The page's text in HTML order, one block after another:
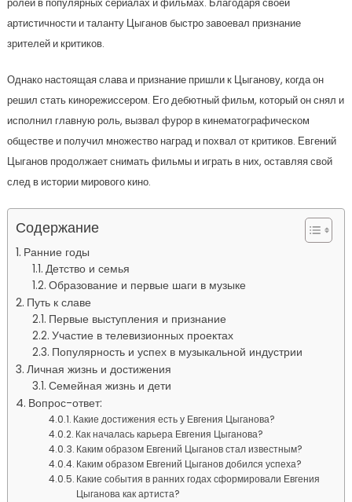
ролей в популярных сериалах и фильмах. Благодаря своей
артистичности и таланту Цыганов быстро завоевал признание
зрителей и критиков.
Однако настоящая слава и признание пришли к Цыганову, когда он
решил стать кинорежиссером. Его дебютный фильм, который он снял и
исполнил главную роль, вызвал фурор в кинематографическом
обществе и получил множество наград и похвал от критиков. Евгений
Цыганов продолжает снимать фильмы и играть в них, оставляя свой
след в истории мирового кино.
Содержание
Ранние годы
Детство и семья
Образование и первые шаги в музыке
Путь к славе
Первые выступления и признание
Участие в телевизионных проектах
Популярность и успех в музыкальной индустрии
Личная жизнь и достижения
Семейная жизнь и дети
Вопрос-ответ:
Какие достижения есть у Евгения Цыганова?
Как началась карьера Евгения Цыганова?
Каким образом Евгений Цыганов стал известным?
Каким образом Евгений Цыганов добился успеха?
Какие события в ранних годах сформировали Евгения
Цыганова как артиста?